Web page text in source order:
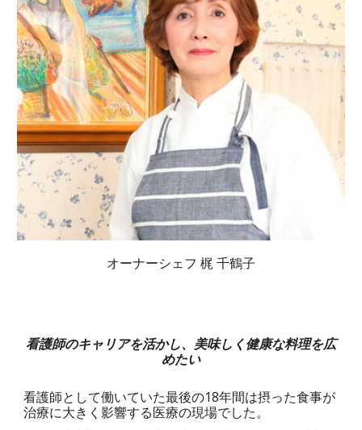
オーナーシェフ 梶 千鶴子
看護師のキャリアを活かし、美味しく健康な料理を広
めたい
看護師として働いていた最後の18年間は摂った食事が
治療に大きく影響する医療の現場でした。